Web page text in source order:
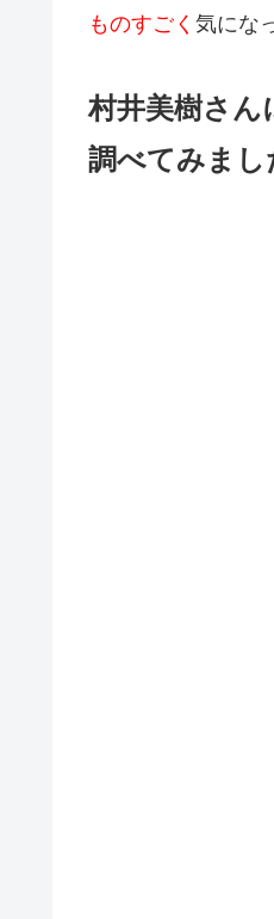
ものすごく 気にな
村井美樹さん
調べてみまし